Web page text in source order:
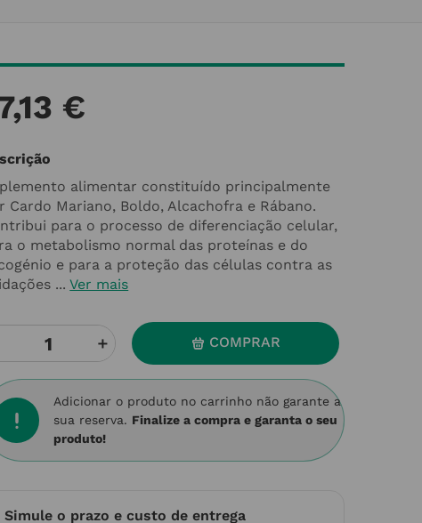
,13 €
alimentar constituído principalmente
Cardo Mariano, Boldo, Alcachofra e Rábano.
para o processo de diferenciação celular,
o metabolismo normal das proteínas e do
e para a proteção das células contra as
... Ver mais
＋ COMPRAR
Adicionar o produto no carrinho não garante a
sua reserva. Finalize a compra e garanta o seu
produto!
Simule o prazo e custo de entrega